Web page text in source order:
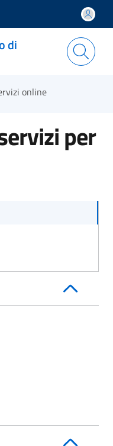
di
online
per